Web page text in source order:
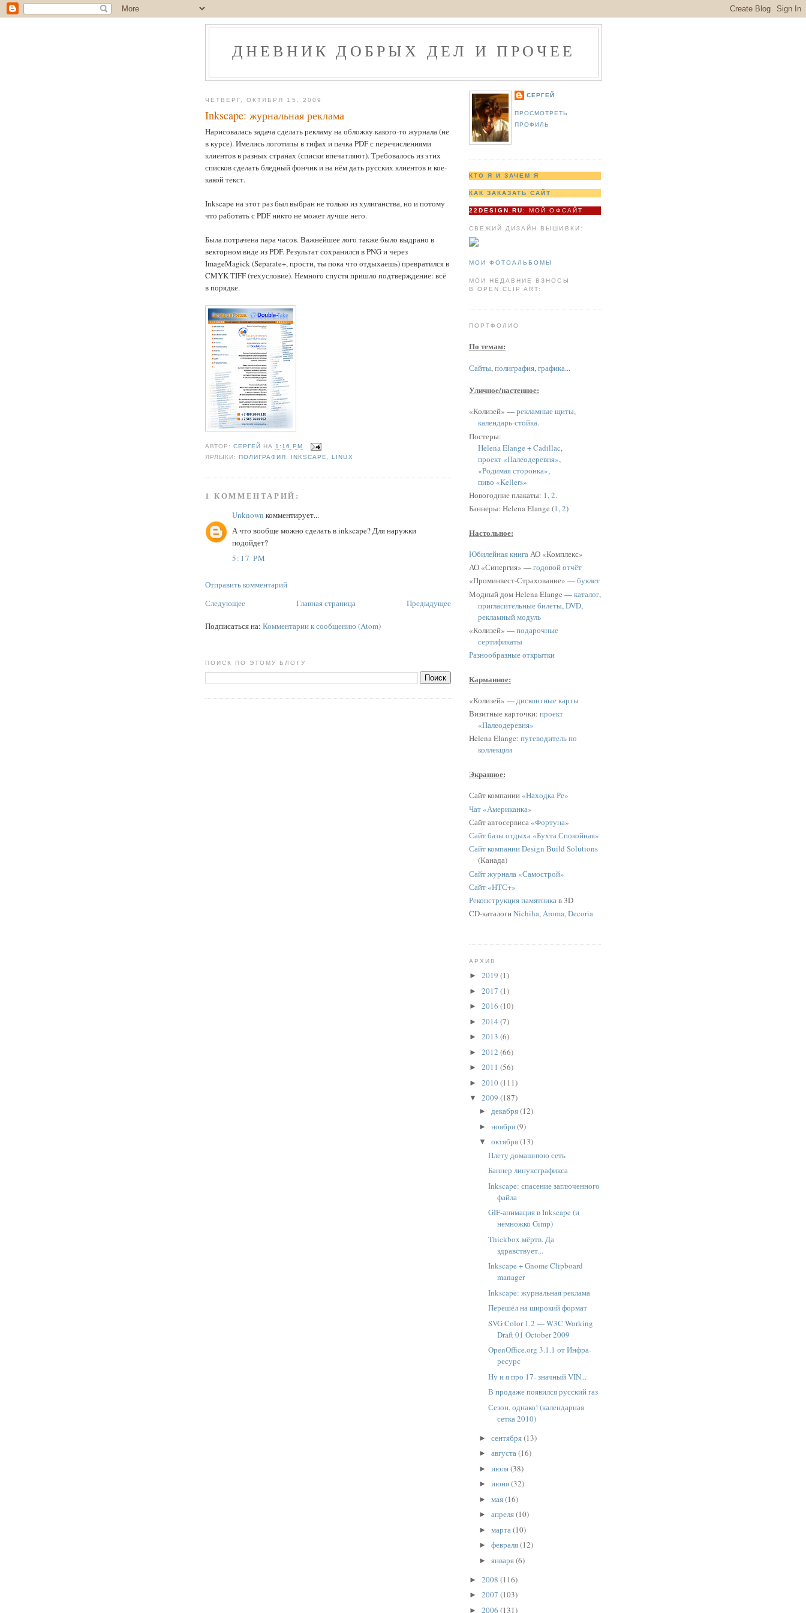
ДНЕВНИК ДОБРЫХ ДЕЛ И ПРОЧЕЕ
ЧЕТВЕРГ, ОКТЯБРЯ 15, 2009
Inkscape: журнальная реклама
Нарисовалась задача сделать рекламу на обложку какого-то журнала (не
в курсе). Имелись логотипы в тифах и пачка PDF с перечислениями
клиентов в разных странах (списки впечатляют). Требовалось из этих
списков сделать бледный фончик и на нём дать русских клиентов и кое-
какой текст.
Inkscape на этот раз был выбран не только из хулиганства, но и потому
что работать с PDF никто не может лучше него.
Была потрачена пара часов. Важнейшее лого также было выдрано в
векторном виде из PDF. Результат сохранился в PNG и через
ImageMagick (Separate+, прости, ты пока что отдыхаешь) превратился в
CMYK TIFF (техусловие). Немного спустя пришло подтверждение: всё
в порядке.
АВТОР:СЕРГЕЙ НА 1:16 PM
ЯРЛЫКИ:ПОЛИГРАФИЯ INKSCAPE ,LINUX
1 КОММЕНТАРИЙ:
Unknown комментирует...
А что вообще можно сделать в inkscape? Для наружки
подойдет?
5:17 PM
Отправить комментарий
Следующее
Предыдущее
Главная страница
Подписаться на: Комментарии к сообщению (Atom)
ПОИСК ПО ЭТОМУ БЛОГУ
СЕРГЕЙ
ПРОСМОТРЕТЬ
ПРОФИЛЬ
КТО Я И ЗАЧЕМ Я
КАК ЗАКАЗАТЬ САЙТ
22DESIGN.RU : МОЙ ОФСАЙТ
СВЕЖИЙ ДИЗАЙН ВЫШИВКИ:
МОИ ФОТОАЛЬБОМЫ
МОИ НЕДАВНИЕ ВЗНОСЫ
В OPEN CLIP ART:
ПОРТФОЛИО
По темам:
Сайты,полиграфия,графика...
Уличное/настенное:
«Колизей» —рекламные щиты,
календарь-стойка.
Постеры:
Helena Elange + Cadillac,
проект «Палеодеревня»,
«Родимая сторонка»,
пиво «Kellers»
Новогодние плакаты: 1,2.
Баннеры: Helena Elange (1,2)
Настольное:
Юбилейная книгаАО «Комплекс»
АО «Синергия» —годовой отчёт
«Проминвест-Страхование» —буклет
Модный дом Helena Elange —каталог,
пригласительные билеты,DVD,
рекламный модуль
«Колизей» —подарочные
сертификаты
Разнообразные открытки
Карманное:
«Колизей» —дисконтные карты
Визитные карточки: проект
«Палеодеревня»
Helena Elange: путеводитель по
коллекции
Экранное:
Сайт компании «Находка Ре»
Чат «Американка»
Сайт автосервиса «Фортуна»
Сайт базы отдыха «Бухта Спокойная»
Сайт компании Design Build Solutions
(Канада)
Сайт журнала «Самострой»
Сайт «НТС+»
Реконструкция памятникав 3D
CD-каталогиNichiha,Aroma, Decoria
АРХИВ
► 2019 (1)
► 2017 (1)
► 2016 (10)
► 2014 (7)
► 2013 (6)
► 2012 (66)
► 2011 (56)
► 2010(111)
▼ 2009 (187)
► декабря(12)
► ноября(9)
▼ октября(13)
Плету домашнюю сеть
Баннер линуксграфикса
Inkscape: спасение заглюченного
файла
GIF-анимация в Inkscape (и
немножко Gimp)
Thickbox мёртв. Да
здравствует...
Inkscape + Gnome Clipboard
manager
Inkscape: журнальная реклама
Перешёл на широкий формат
SVG Color 1.2 — W3C Working
Draft 01 October 2009
OpenOffice.org 3.1.1 от Инфра-
ресурс
Ну и я про 17- значный VIN...
В продаже появился русский газ
Сезон, однако! (календарная
сетка 2010)
► сентября(13)
► августа(16)
► июля(38)
► июня(32)
► мая(16)
► апреля(10)
► марта(10)
► февраля(12)
► января(6)
► 2008 (116)
► 2007 (103)
► 2006 (131)